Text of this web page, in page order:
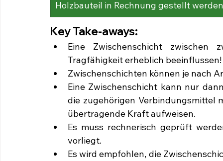
Holzbauteil in Rechnung gestellt
Key Take-aways:
Eine Zwischenschicht zwischen
Tragfähigkeit erheblich beeinflussen!
Zwischenschichten können je nach
Eine Zwischenschicht kann nur
die zugehörigen Verbindungsmittel
übertragende Kraft aufweisen.
Es muss rechnerisch geprüft
vorliegt.
Es wird empfohlen, die